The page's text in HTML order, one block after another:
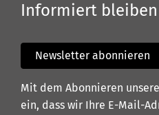
Informiert bleiben
Newsletter abonnieren
Mit dem Abonnieren
ein, dass wir Ihre E-Mail-